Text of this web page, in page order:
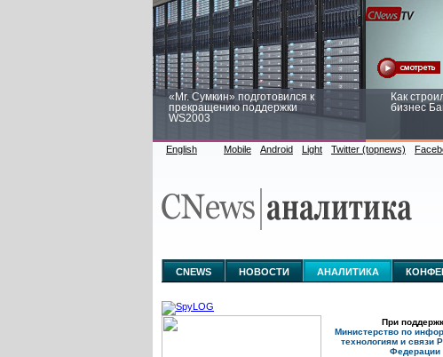
«Mr. Сумкин» подготовился к
прекращению поддержки
WS2003
Как
бизнес
аналитике
English Mobile Android Light Twitter (topnews)
CNEWS НОВОСТИ АНАЛИТИКА
При
Министерство по
технологиям и связи
Федерации